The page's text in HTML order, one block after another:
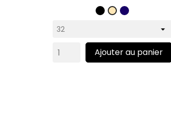
NoirBeigeMarine
Ajouter au panier